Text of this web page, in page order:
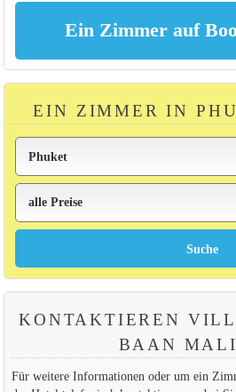
EIN ZIMMER IN
KONTAKTIEREN
BAAN
Für weitere Informationen oder um ein